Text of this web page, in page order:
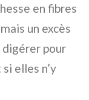
en fibres
un excès
pour
elles n’y